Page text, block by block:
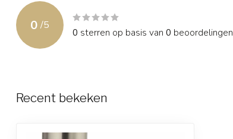
0 /5
0 sterren op basis van 0 beoordelingen
Recent bekeken